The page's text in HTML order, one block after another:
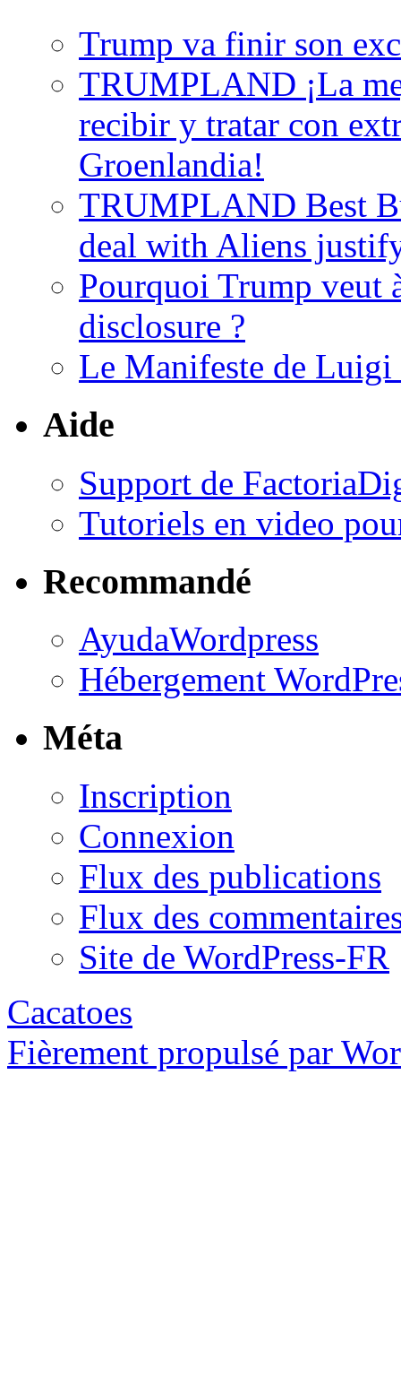
Trump va finir son
TRUMPLAND ¡La
recibir y tratar con
Groenlandia!
TRUMPLAND Best
deal with Aliens
Pourquoi Trump veut
disclosure ?
Le Manifeste de
Aide
Support de
Tutoriels en video
Recommandé
AyudaWordpress
Hébergement
Méta
Inscription
Connexion
Flux des publications
Flux des
Site de WordPress-FR
Cacatoes
Fièrement propulsé par